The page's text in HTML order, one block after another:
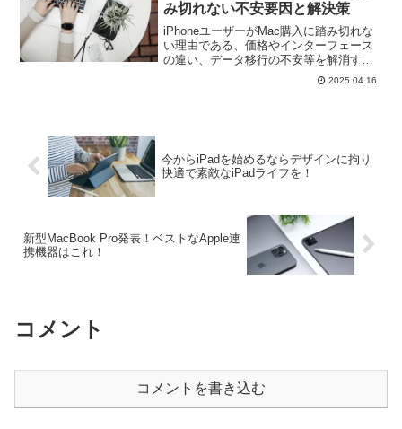
み切れない不安要因と解決策
iPhoneユーザーがMac購入に踏み切れな
い理由である、価格やインターフェース
の違い、データ移行の不安等を解消する
ため解決策をご紹介。Macの魅力とメリ
ットを知り、スムーズな移行と充実した
2025.04.16
今からiPadを始めるならデザインに拘り
快適で素敵なiPadライフを！
新型MacBook Pro発表！ベストなApple連
携機器はこれ！
コメント
コメントを書き込む